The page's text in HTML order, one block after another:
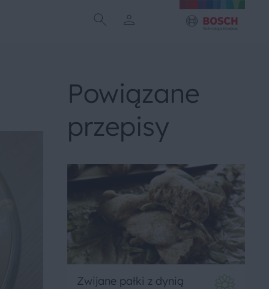
Powiązane
przepisy
Zwijane pałki z dynią